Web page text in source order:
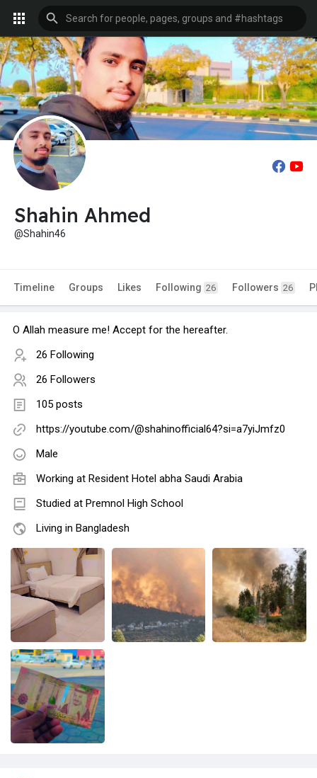
Shahin Ahmed
@Shahin46
Timeline Groups Likes Following 26 Followers 26
O Allah measure me! Accept for the hereafter.
26 Following
26 Followers
105 posts
https://youtube.com/@shahinofficial64?si=a7yiJmfz0
Male
Working at Resident Hotel abha Saudi Arabia
Studied at Premnol High School
Living in Bangladesh